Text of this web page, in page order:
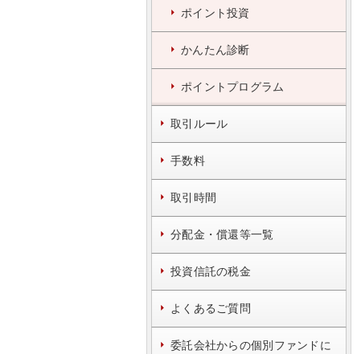
ポイント投資
かんたん診断
ポイントプログラム
取引ルール
手数料
取引時間
分配金・償還等一覧
投資信託の税金
よくあるご質問
委託会社からの個別ファンドに